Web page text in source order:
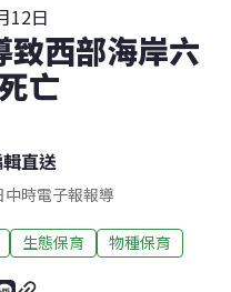
12日
致西部海岸六
亡
直送
時電子報報導
生態保育 物種保育